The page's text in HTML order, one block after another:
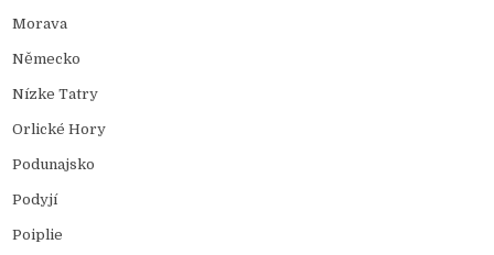
Morava
Německo
Nízke Tatry
Orlické Hory
Podunajsko
Podyjí
Poiplie